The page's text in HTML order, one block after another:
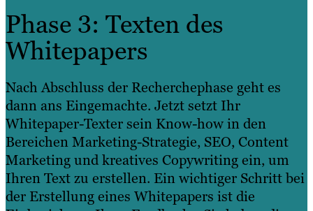
Phase 3: Texten des
Whitepapers
Nach Abschluss der Recherchephase geht es
dann ans Eingemachte. Jetzt setzt Ihr
Whitepaper-Texter sein Know-how in den
Bereichen Marketing-Strategie, SEO, Content
Marketing und kreatives Copywriting ein, um
Ihren Text zu erstellen. Ein wichtiger Schritt bei
der Erstellung eines Whitepapers ist die